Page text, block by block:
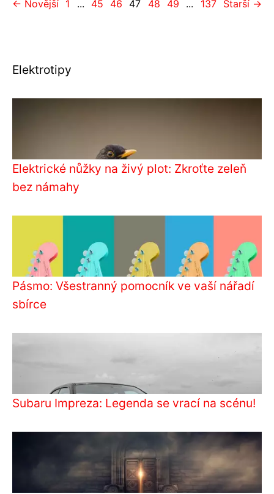
← Novější 1 ... 45 46 47 48 49 ... 137 Starší →
Elektrotipy
Elektrické nůžky na živý plot: Zkroťte zeleň
bez námahy
Pásmo: Všestranný pomocník ve vaší nářadí
sbírce
Subaru Impreza: Legenda se vrací na scénu!